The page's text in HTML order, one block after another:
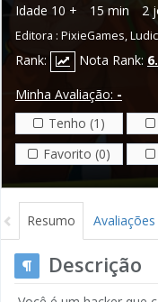
Idade 10 + 15 min 2
Editora : PixieGames,
Rank: Nota Rank:
Minha Avaliação: -
Tenho (1)
Favorito (0)
Resumo Avaliações
Descrição